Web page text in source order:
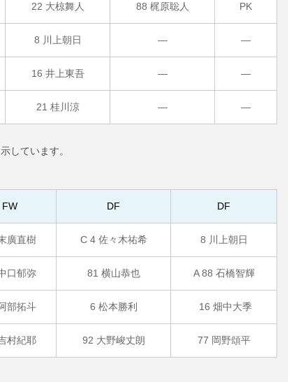
22 大椋舞人 88 梶原聡人 PK
8 川上朝日 ― ―
16 井上東吾 ― ―
21 桂川涼 ― ―
しています。
FW DF DF
廣直樹 C 4 佐々木祐希 8 川上朝日
口郁弥 81 横山恭也 A 88 石橋智輝
部拓斗 6 松本勝利 16 畑中大季
村紀耶 92 大野峻丈朗 77 岡野頌平